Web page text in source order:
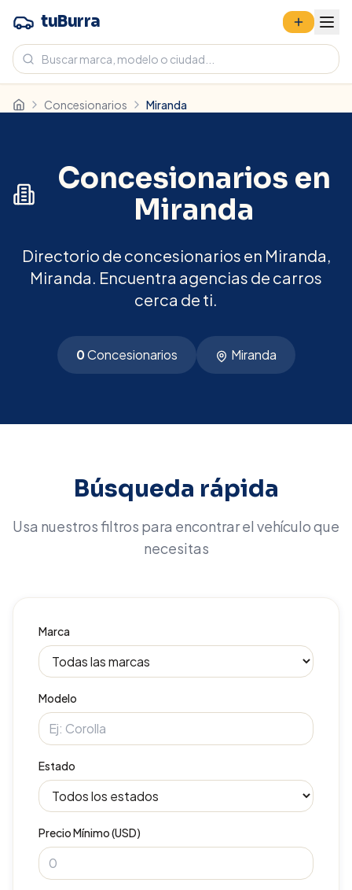
tuBurra
Concesionarios Miranda
Concesionarios en
Miranda
Directorio de concesionarios en Miranda,
Miranda. Encuentra agencias de carros
cerca de ti.
0Concesionarios Miranda
Búsqueda rápida
Usa nuestros filtros para encontrar el vehículo que
necesitas
Marca
Modelo
Estado
Precio Mínimo (USD)